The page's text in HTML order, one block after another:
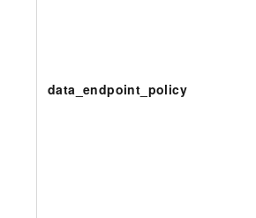
data_endpoint_policy